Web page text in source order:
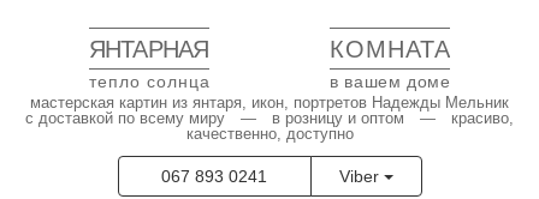
ЯНТАРНАЯ КОМНАТА
тепло солнца в вашем доме
мастерская картин из янтаря, икон, портретов Надежды Мельник
с доставкой по всему миру — в розницу и оптом — красиво,
качественно, доступно
067 893 0241 Viber